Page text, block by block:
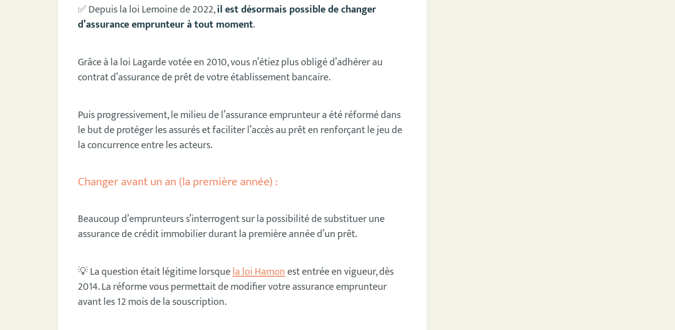
✅ Depuis la loi Lemoine de 2022,il est désormais possible de changer
d’assurance emprunteur à tout moment.
Grâce à la loi Lagarde votée en 2010, vous n’étiez plus obligé d’adhérer au
contrat d’assurance de prêt de votre établissement bancaire.
Puis progressivement, le milieu de l’assurance emprunteur a été réformé dans
le but de protéger les assurés et faciliter l’accès au prêt en renforçant le jeu de
la concurrence entre les acteurs.
Changer avant un an (la première année) :
Beaucoup d’emprunteurs s’interrogent sur la possibilité de substituer une
assurance de crédit immobilier durant la première année d’un prêt.
💡 La question était légitime lorsquela loi Hamonest entrée en vigueur, dès
2014. La réforme vous permettait de modifier votre assurance emprunteur
avant les 12 mois de la souscription.